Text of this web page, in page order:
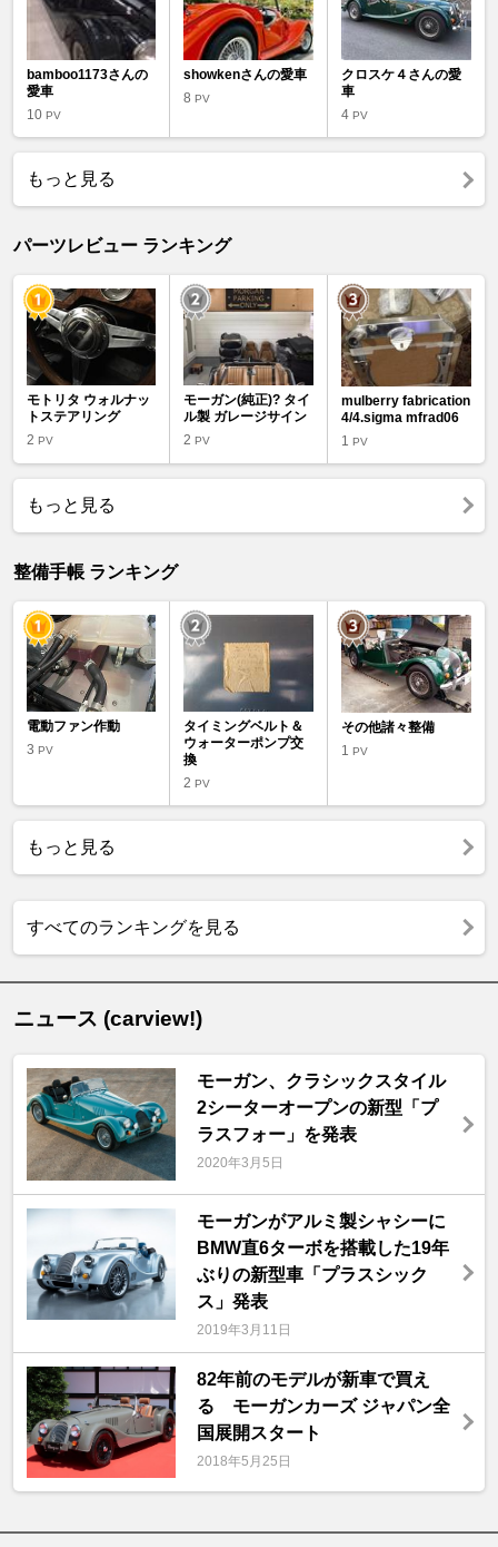
bamboo1173さんの
愛車
10 PV
showkenさんの愛車
8PV
クロスケ４さんの愛
車
4 PV
もっと見る
パーツレビュー ランキング
モトリタ ウォルナッ
トステアリング
2 PV
モーガン(純正)? タイ
ル製 ガレージサイン
2PV
mulberry fabrication
4/4.sigma mfrad06
1 PV
もっと見る
整備手帳 ランキング
電動ファン作動
3 PV
タイミングベルト＆
ウォーターポンプ交
換
2PV
その他諸々整備
1 PV
もっと見る
すべてのランキングを見る
ニュース (carview!)
モーガン、クラシックスタイル
2シーターオープンの新型「プ
ラスフォー」を発表
2020年3月5日
モーガンがアルミ製シャシーに
BMW直6ターボを搭載した19年
ぶりの新型車「プラスシック
ス」発表
2019年3月11日
82年前のモデルが新車で買え
る モーガンカーズ ジャパン全
国展開スタート
2018年5月25日